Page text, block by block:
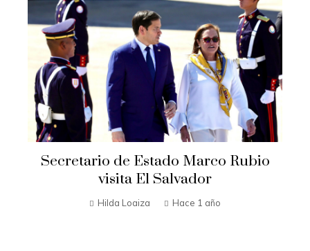
Secretario de Estado Marco Rubio
visita El Salvador
Hilda Loaiza Hace 1 año